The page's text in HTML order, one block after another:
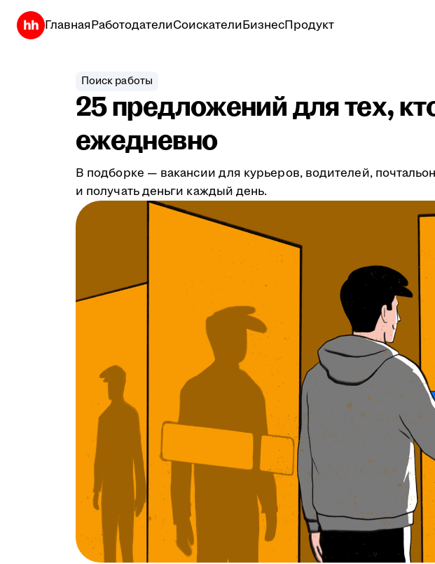
ГлавнаяРаботодателиСоискателиБизнесПродукт
Поиск работы
25 предложений для тех,
ежедневно
В подборке — вакансии для курьеров, водителей,
и получать деньги каждый день.